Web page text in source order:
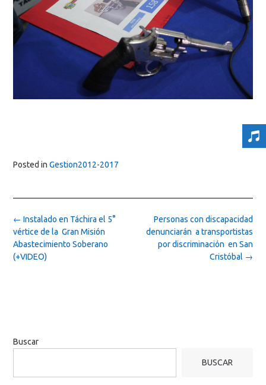
Posted in Gestion2012-2017
Post
navigation
Personas con discapacidad
denunciarán a transportistas
por discriminación en San
Cristóbal →
← Instalado en Táchira el 5°
vértice de la Gran Misión
Abastecimiento Soberano
(+VIDEO)
Buscar
BUSCAR